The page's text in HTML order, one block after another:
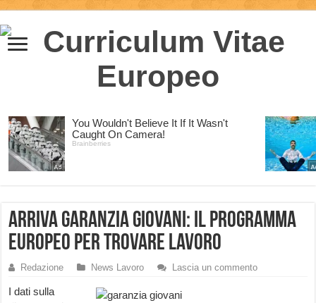
Arriva Garanzia Giovani: il programma
Europeo per trovare lavoro
Redazione News Lavoro Lascia un commento
I dati sulla